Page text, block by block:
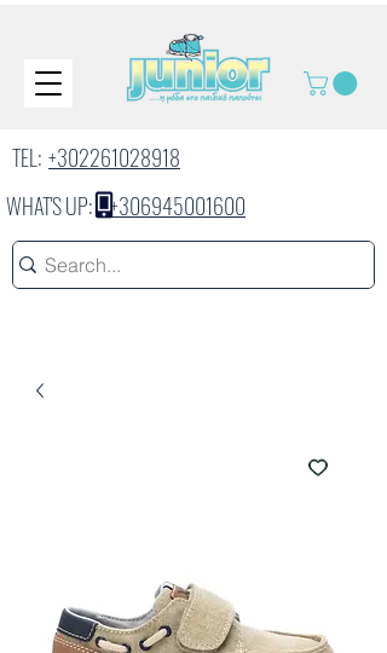
TEL: +302261028918
WHAT'S UP:+306945001600